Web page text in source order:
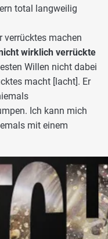
total langweilig
verrücktes machen
wirklich verrückte
Willen nicht dabei
macht [lacht]. Er
Ich kann mich
mit einem